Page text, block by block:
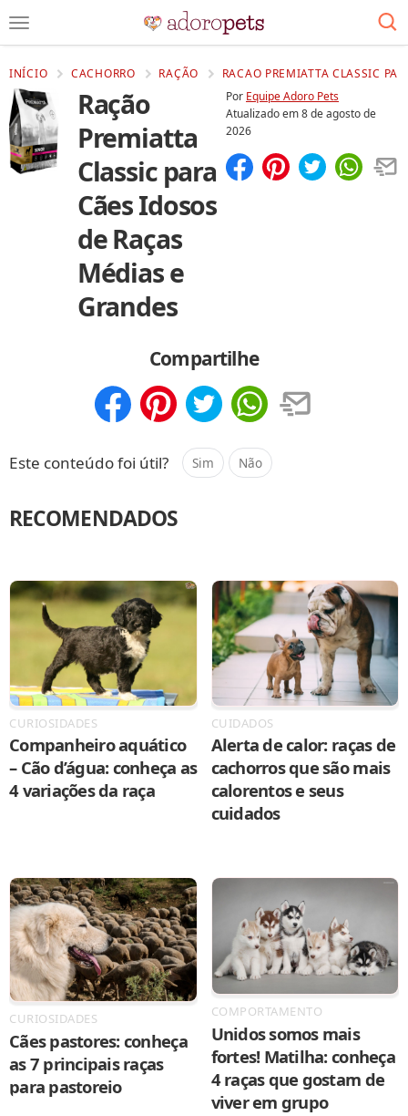
INÍCIO CACHORRO RAÇÃO RACAO PREMIATTA CLASSIC
Ração
Premiatta
Classic para
Cães Idosos
de Raças
Médias e
Grandes
Por Equipe Adoro Pets
Atualizado em8 de agosto de
2026
Compartilhe
Este conteúdo foi útil? Sim Não
RECOMENDADOS
CURIOSIDADES
Companheiro aquático
– Cão d’água: conheça as
4 variações da raça
CUIDADOS
Alerta de calor: raças de
cachorros que são mais
calorentos e seus
cuidados
CURIOSIDADES
Cães pastores: conheça
as 7 principais raças
para pastoreio
COMPORTAMENTO
Unidos somos mais
fortes! Matilha: conheça
4 raças que gostam de
viver em grupo